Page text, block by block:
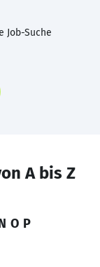
Job-Suche
A bis Z
O P